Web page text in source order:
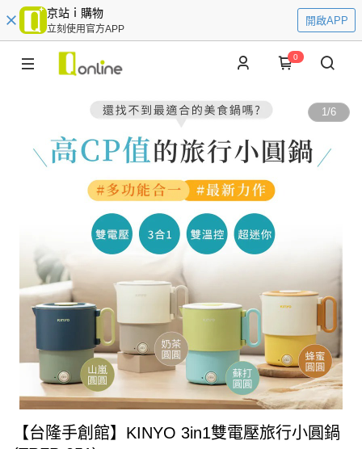
京站ｉ購物
立刻使用官方APP
開啟APP
0
1/6
【台隆手創館】KINYO 3in1雙電壓旅行小圓鍋